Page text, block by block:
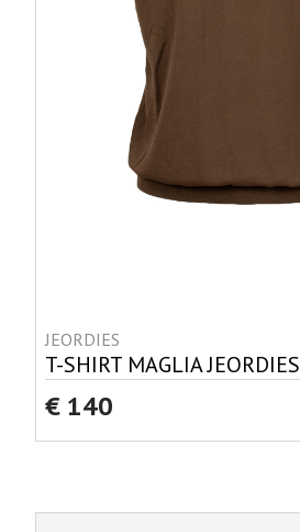
JEORDIES
T-SHIRT MAGLIA JEORDIES
€ 140